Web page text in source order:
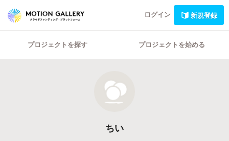
ログイン 新規登録
プロジェクトを探す プロジェクトを始める
ちい